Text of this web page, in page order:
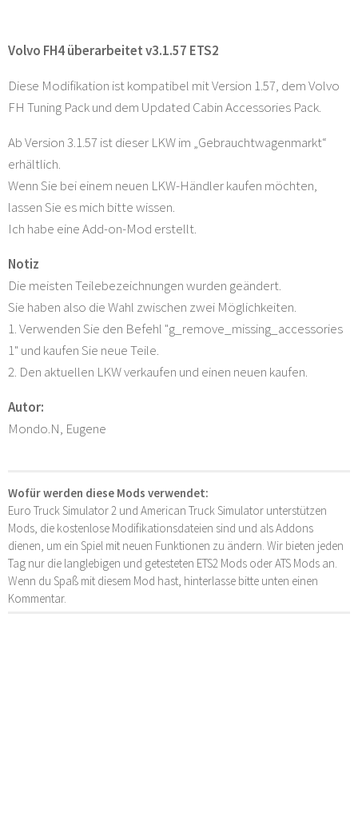
Volvo FH4 überarbeitet v3.1.57 ETS2
Diese Modifikation ist kompatibel mit Version 1.57, dem Volvo
FH Tuning Pack und dem Updated Cabin Accessories Pack.
Ab Version 3.1.57 ist dieser LKW im „Gebrauchtwagenmarkt“
erhältlich.
Wenn Sie bei einem neuen LKW-Händler kaufen möchten,
lassen Sie es mich bitte wissen.
Ich habe eine Add-on-Mod erstellt.
Notiz
Die meisten Teilebezeichnungen wurden geändert.
Sie haben also die Wahl zwischen zwei Möglichkeiten.
1. Verwenden Sie den Befehl "g_remove_missing_accessories
1" und kaufen Sie neue Teile.
2. Den aktuellen LKW verkaufen und einen neuen kaufen.
Autor:
Mondo.N, Eugene
Wofür werden diese Mods verwendet:
Euro Truck Simulator 2 und American Truck Simulator unterstützen
Mods, die kostenlose Modifikationsdateien sind und als Addons
dienen, um ein Spiel mit neuen Funktionen zu ändern. Wir bieten jeden
Tag nur die langlebigen und getesteten ETS2 Mods oder ATS Mods an.
Wenn du Spaß mit diesem Mod hast, hinterlasse bitte unten einen
Kommentar.